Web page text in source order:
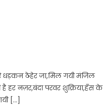
धड़कन ठेहेर जा,मिल गयी मंजिल
नज़र,बंदा परवर शुक्रिया,हँस के
[…]